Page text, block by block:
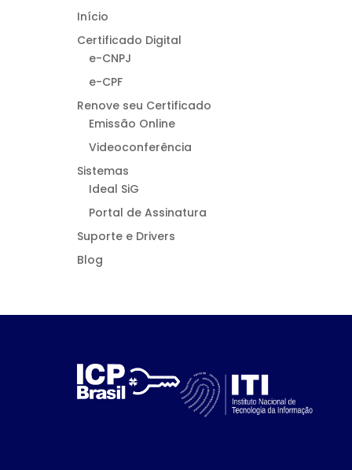
Início
Certificado Digital
e-CNPJ
e-CPF
Renove seu Certificado
Emissão Online
Videoconferência
Sistemas
Ideal SiG
Portal de Assinatura
Suporte e Drivers
Blog